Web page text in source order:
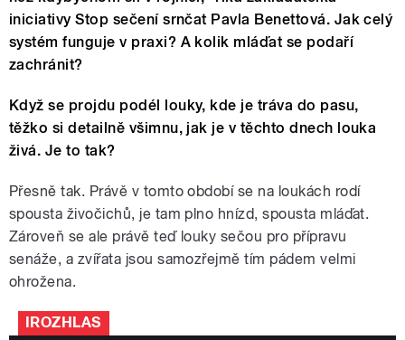
iniciativy Stop sečení srnčat Pavla Benettová. Jak celý
systém funguje v praxi? A kolik mláďat se podaří
zachránit?
Když se projdu podél louky, kde je tráva do pasu,
těžko si detailně všimnu, jak je v těchto dnech louka
živá. Je to tak?
Přesně tak. Právě v tomto období se na loukách rodí
spousta živočichů, je tam plno hnízd, spousta mláďat.
Zároveň se ale právě teď louky sečou pro přípravu
senáže, a zvířata jsou samozřejmě tím pádem velmi
ohrožena.
IROZHLAS